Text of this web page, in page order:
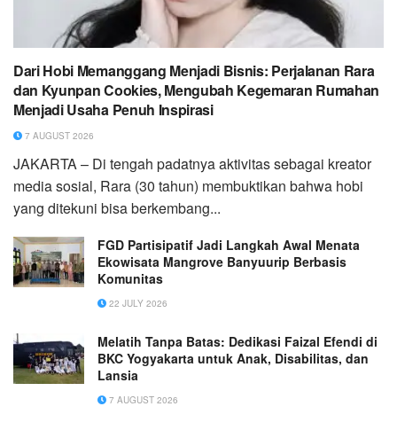
Dari Hobi Memanggang Menjadi Bisnis: Perjalanan Rara
dan Kyunpan Cookies, Mengubah Kegemaran Rumahan
Menjadi Usaha Penuh Inspirasi
7 AUGUST 2026
JAKARTA – Di tengah padatnya aktivitas sebagai kreator
media sosial, Rara (30 tahun) membuktikan bahwa hobi
yang ditekuni bisa berkembang...
FGD Partisipatif Jadi Langkah Awal Menata
Ekowisata Mangrove Banyuurip Berbasis
Komunitas
22 JULY 2026
Melatih Tanpa Batas: Dedikasi Faizal Efendi di
BKC Yogyakarta untuk Anak, Disabilitas, dan
Lansia
7 AUGUST 2026